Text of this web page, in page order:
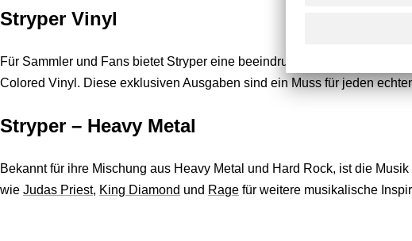
Stryper Vinyl
Für Sammler und Fans bietet Stryper eine beeindruckende Auswahl
Colored Vinyl. Diese exklusiven Ausgaben sind ein Muss für jeden
Stryper – Heavy Metal
Bekannt für ihre Mischung aus Heavy Metal und Hard Rock, ist die
wie Judas Priest, King Diamond und Rage für weitere musikalische